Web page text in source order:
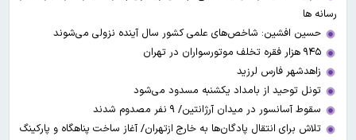
رسانه ها
حسین افشین: شاخص‌های علمی کشور سال آینده نزولی می‌شوند
۹۴۵ هزار فقره تخلف موتورسواران در تهران
زاهدشهر فارس لرزید
تونل توحید از بامداد یکشنبه مسدود می‌شود
سقوط آسانسور در میدان آرژانتین/ ۹ نفر مصدوم شدند
تلاش برای انتقال پادگان‌ها به خارج ازتهران/ آغاز ساخت پناهگاه و پارکینگ